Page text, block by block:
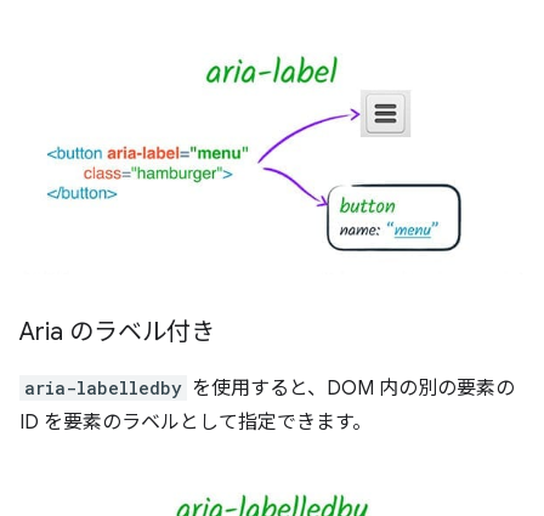
Aria のラベル付き
aria-labelledby を使用すると、DOM 内の別の要素の
ID を要素のラベルとして指定できます。